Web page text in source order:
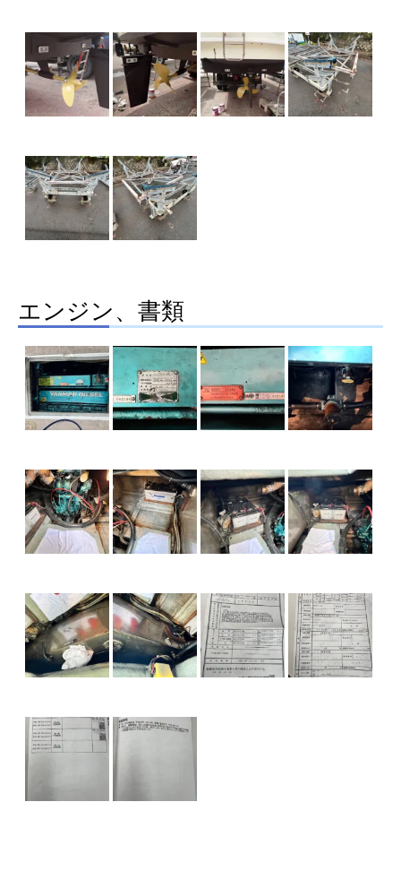
エンジン、書類